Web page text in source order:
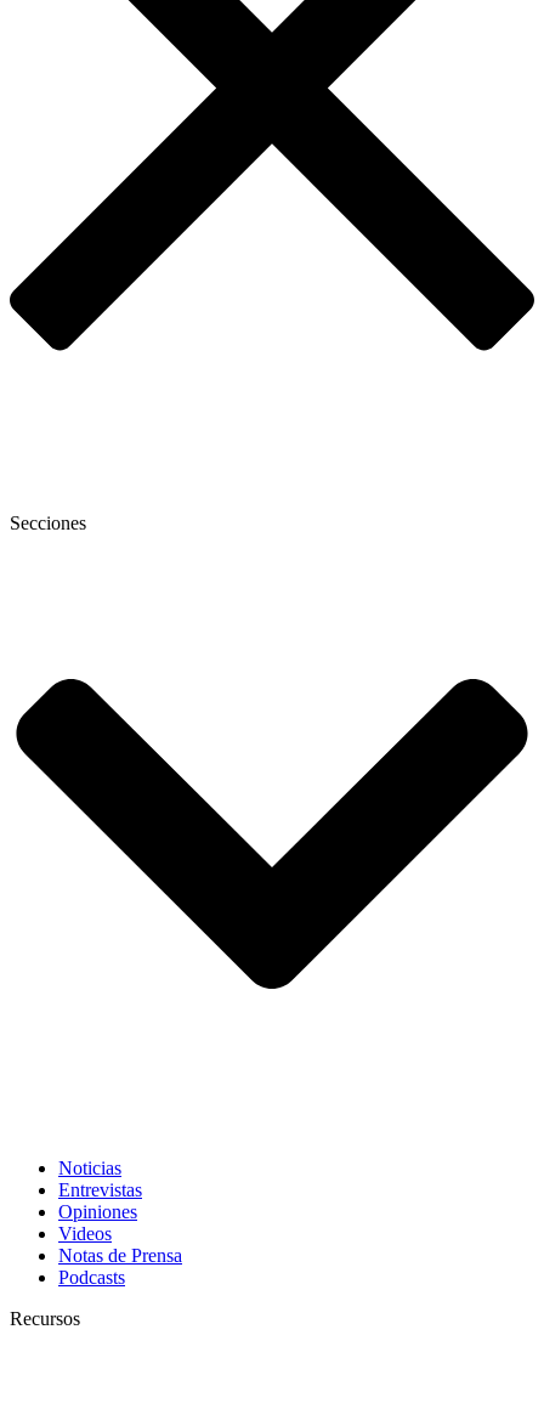
Secciones
Noticias
Entrevistas
Opiniones
Videos
Notas de Prensa
Podcasts
Recursos